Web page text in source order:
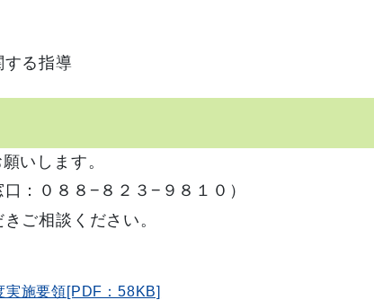
する指導
いします。
０８８−８２３−９８１０）
ご相談ください。
実施要領[PDF：58KB]